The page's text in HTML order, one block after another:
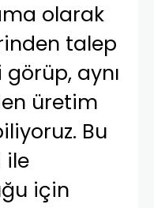
olarak
talep
aynı
üretim
Bu
ile
için